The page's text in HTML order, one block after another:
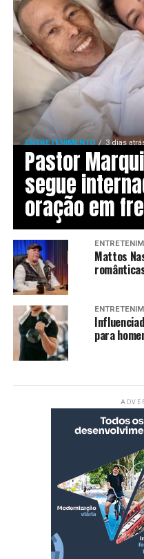
ENTRETENIMENTO 3 dias
Pastor
segue
oração em
Mattos
para